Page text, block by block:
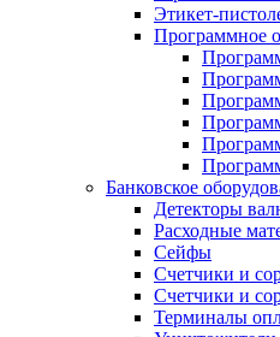
Этикет-
Программное
Банковское
Детекторы
Расходные
Сейфы
Счетчики и
Счетчики и
Терминалы